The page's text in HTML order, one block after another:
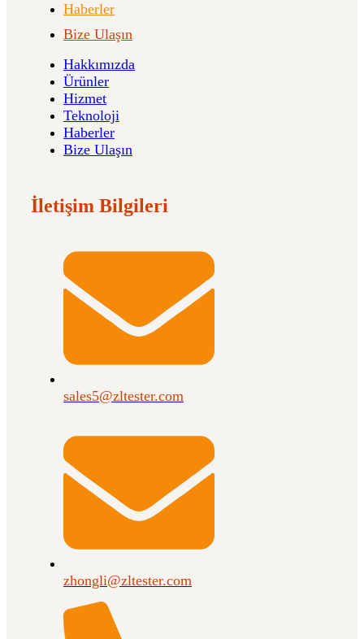
Haberler
Bize Ulaşın
Hakkımızda
Ürünler
Hizmet
Teknoloji
Haberler
Bize Ulaşın
İletişim Bilgileri
sales5@zltester.com
zhongli@zltester.com